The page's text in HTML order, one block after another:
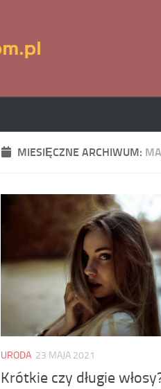
MIESIĘCZNE ARCHIWUM:
URODA 23 MAJA 2021
Krótkie czy długie